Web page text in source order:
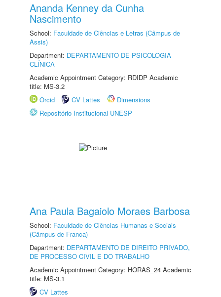
Ananda Kenney da Cunha
Nascimento
School: Faculdade de Ciências e Letras (Câmpus de
Assis)
Department: DEPARTAMENTO DE PSICOLOGIA
CLÍNICA
Academic Appointment Category: RDIDP Academic
title: MS-3.2
Orcid
CV Lattes
Dimensions
Repositório Institucional UNESP
Ana Paula Bagaiolo Moraes Barbosa
School: Faculdade de Ciências Humanas e Sociais
(Câmpus de Franca)
Department: DEPARTAMENTO DE DIREITO PRIVADO,
DE PROCESSO CIVIL E DO TRABALHO
Academic Appointment Category: HORAS_24 Academic
title: MS-3.1
CV Lattes